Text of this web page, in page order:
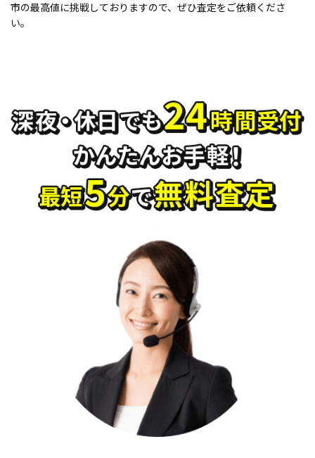
市の最高値に挑戦しておりますので、ぜひ査定をご依頼くださ
い。